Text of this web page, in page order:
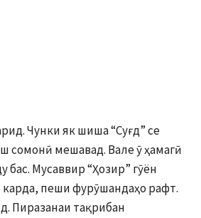
Чунки як шиша “Суғд” се
сомонӣ мешавад. Вале ӯ ҳамагӣ
бас. Мусаввир “Ҳозир” гӯён
пеши фурӯшандаҳо рафт.
Пиразанаи тақрибан